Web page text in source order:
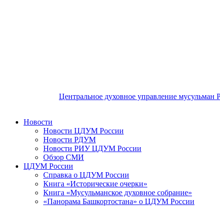
Центральное духовное управление мусульман
Новости
Новости ЦДУМ России
Новости РДУМ
Новости РИУ ЦДУМ России
Обзор СМИ
ЦДУМ России
Справка о ЦДУМ России
Книга «Исторические очерки»
Книга «Мусульманское духовное собрание»
«Панорама Башкортостана» о ЦДУМ России